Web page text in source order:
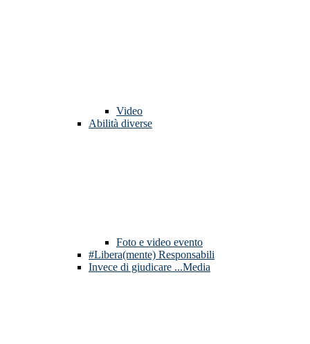
Video
Abilità diverse
Foto e video evento
#Libera(mente) Responsabili
Invece di giudicare ...Media